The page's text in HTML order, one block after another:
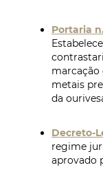
Portaria
marcação
metais
da
Decreto-
regime
aprovado